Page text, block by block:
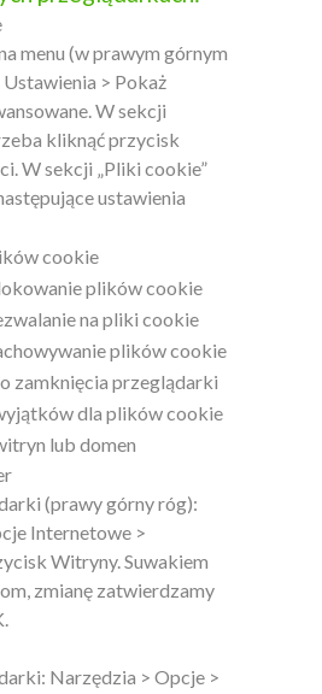
menu (w prawym górnym
> Pokaż
W sekcji
kliknąć przycisk
W sekcji „Pliki cookie”
ustawienia
cookie
plików cookie
na pliki cookie
plików cookie
zamknięcia przeglądarki
dla plików cookie
lub domen
(prawy górny róg):
Internetowe >
Witryny. Suwakiem
zmianę zatwierdzamy
Narzędzia > Opcje >